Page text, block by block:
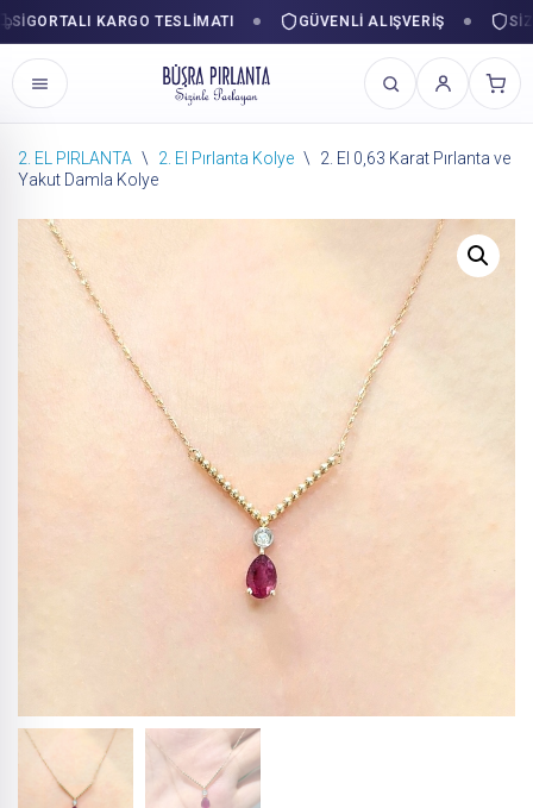
KARGO TESLIMATI GÜVENLI ALIŞVERIŞ
İçeriğe
2. EL PIRLANTA \ 2. El Pırlanta Kolye \
2. El 0,63 Karat Pırlanta ve
Yakut Damla Kolye